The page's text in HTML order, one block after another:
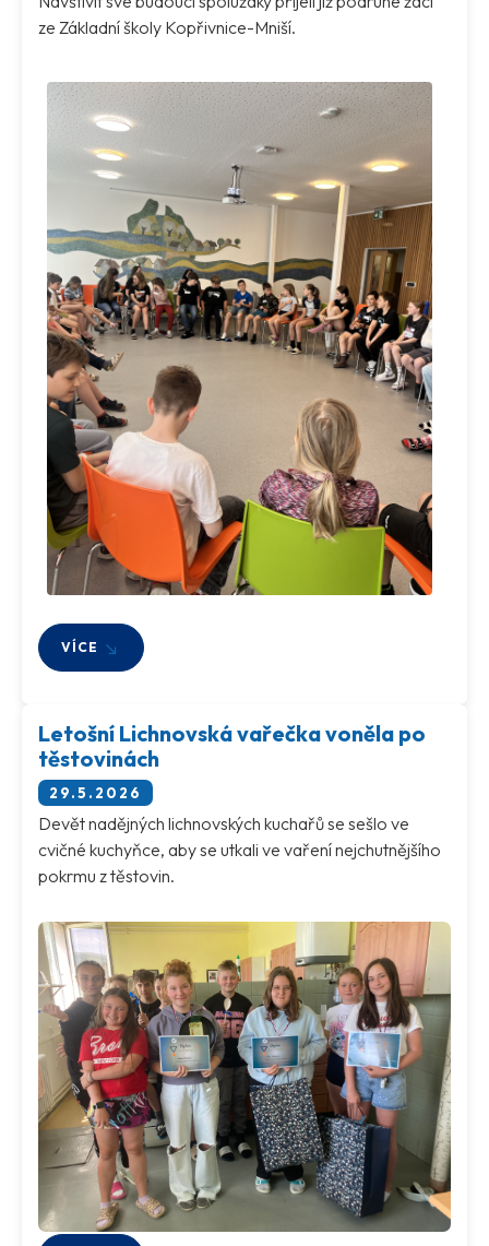
ze Základní školy Kopřivnice-Mniší.
VÍCE
Letošní Lichnovská vařečka voněla po
těstovinách
29.5.2026
Devět nadějných lichnovských kuchařů se sešlo ve
cvičné kuchyňce, aby se utkali ve vaření nejchutnějšího
pokrmu z těstovin.